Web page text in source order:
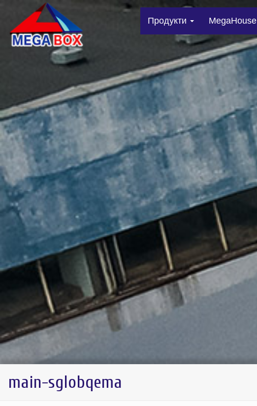
Продукти MegaHouse
main-sglobqema